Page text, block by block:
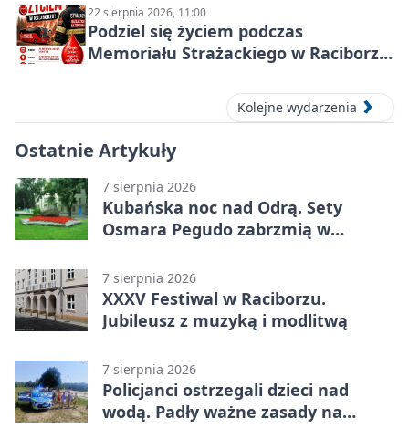
22 sierpnia 2026, 11:00
Podziel się życiem podczas
Memoriału Strażackiego w Raciborzu
Kolejne wydarzenia
Ostatnie Artykuły
7 sierpnia 2026
Kubańska noc nad Odrą. Sety
Osmara Pegudo zabrzmią w
7 sierpnia 2026
XXXV Festiwal w Raciborzu.
Jubileusz z muzyką i modlitwą
7 sierpnia 2026
Policjanci ostrzegali dzieci nad
wodą. Padły ważne zasady na